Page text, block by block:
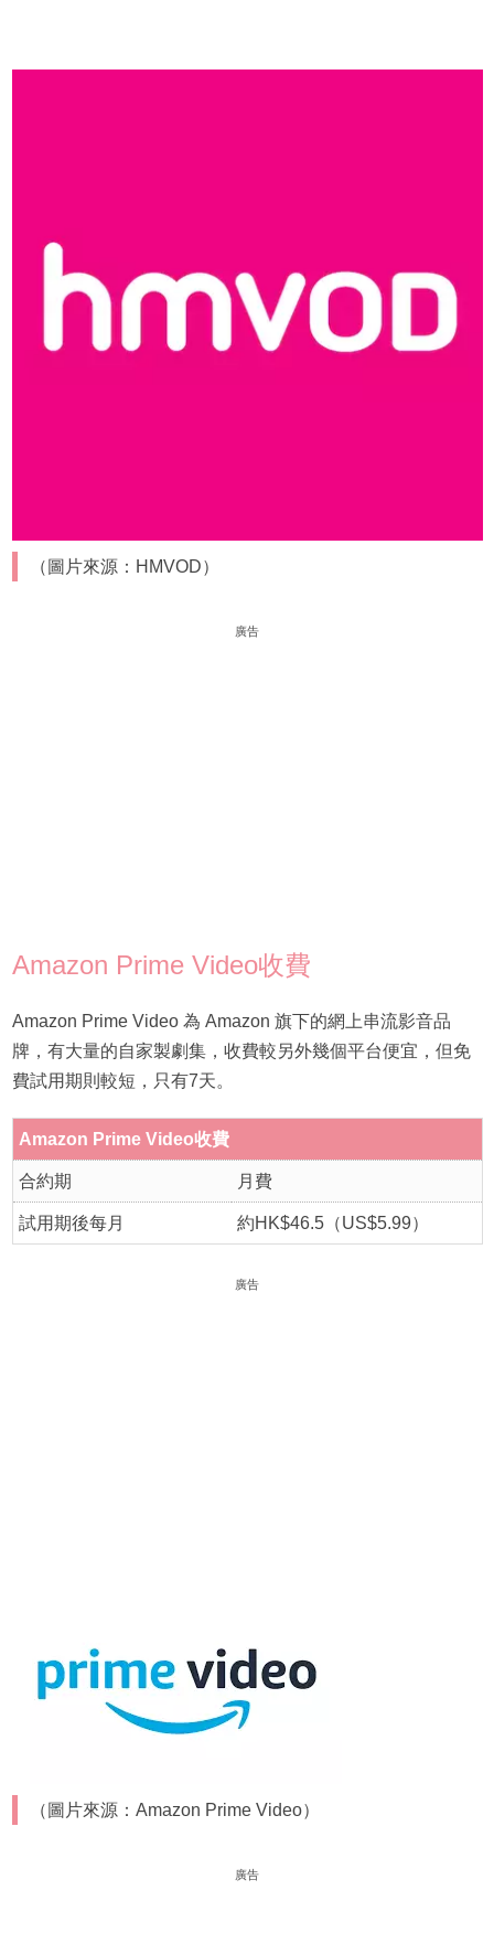
（圖片來源：HMVOD）
廣告
Amazon Prime Video收費
Amazon Prime Video 為 Amazon 旗下的網上串流影音品
牌，有大量的自家製劇集，收費較另外幾個平台便宜，但免
費試用期則較短，只有7天。
Amazon Prime Video收費
合約期 月費
試用期後每月 約HK$46.5（US$5.99）
廣告
（圖片來源：Amazon Prime Video）
廣告